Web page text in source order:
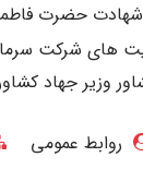
حضرت
های شرکت
وزیر جهاد
روابط عمومی